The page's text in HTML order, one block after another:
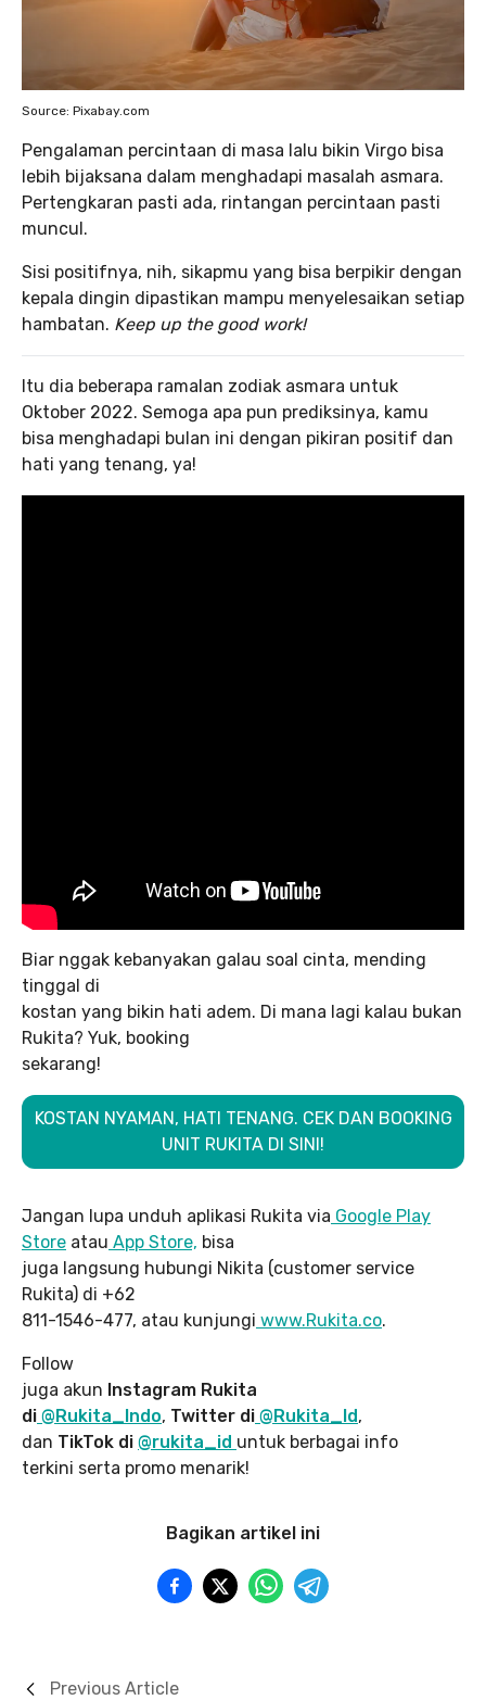
Source: Pixabay.com
Pengalaman percintaan di masa lalu bikin Virgo bisa
lebih bijaksana dalam menghadapi masalah asmara.
Pertengkaran pasti ada, rintangan percintaan pasti
muncul.
Sisi positifnya, nih, sikapmu yang bisa berpikir dengan
kepala dingin dipastikan mampu menyelesaikan setiap
hambatan. Keep up the good work!
Itu dia beberapa ramalan zodiak asmara untuk
Oktober 2022. Semoga apa pun prediksinya, kamu
bisa menghadapi bulan ini dengan pikiran positif dan
hati yang tenang, ya!
Biar nggak kebanyakan galau soal cinta, mending
tinggal di
kostan yang bikin hati adem. Di mana lagi kalau bukan
Rukita? Yuk, booking
sekarang!
KOSTAN NYAMAN, HATI TENANG. CEK DAN BOOKING
UNIT RUKITA DI SINI!
Jangan lupa unduh aplikasi Rukita via Google Play
Store atau App Store, bisa
juga langsung hubungi Nikita (customer service
Rukita) di +62
811-1546-477, atau kunjungi www.Rukita.co.
Follow
juga akun Instagram Rukita
di @Rukita_Indo, Twitter di @Rukita_Id,
dan TikTok di @rukita_id untuk berbagai info
terkini serta promo menarik!
Bagikan artikel ini
Previous Article